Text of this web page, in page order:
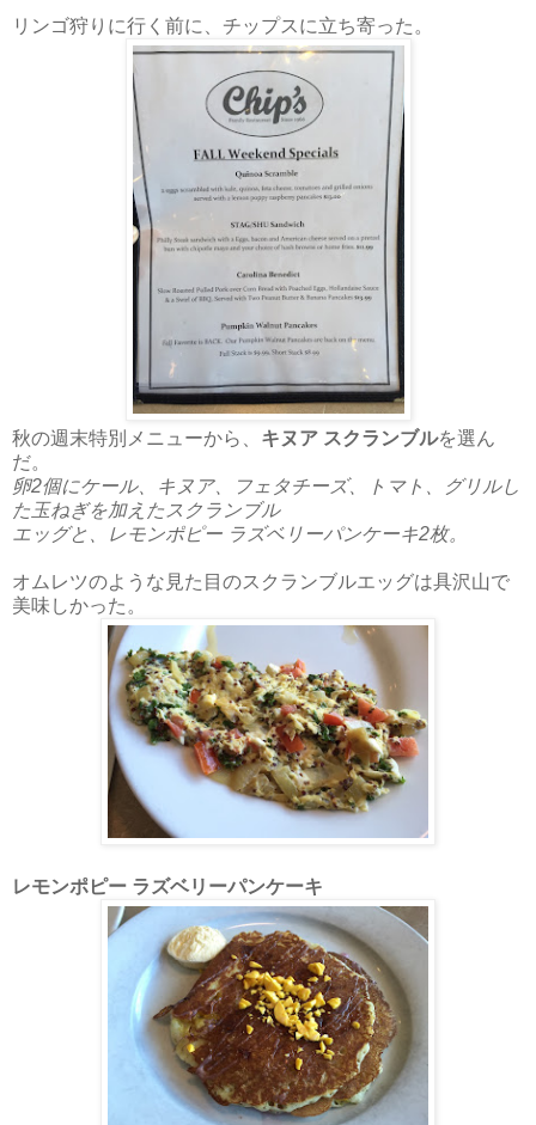
リンゴ狩りに行く前に、チップスに立ち寄った。
秋の週末特別メニューから、 キヌア スクランブルを選ん
だ。
卵2個にケール、キヌア、フェタチーズ、トマト、グリルし
た玉ねぎを加えたスクランブル
エッグと、レモンポピー ラズベリーパンケーキ2枚。
オムレツのような見た目のスクランブルエッグは具沢山で
美味しかった。
レモンポピー ラズベリーパンケーキ